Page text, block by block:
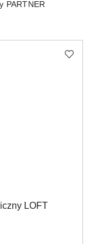
PARTNER